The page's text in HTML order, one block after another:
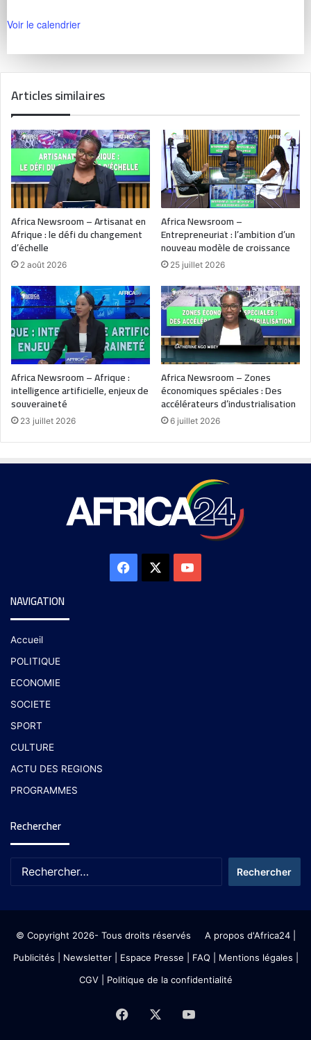
Voir le calendrier
Articles similaires
Africa Newsroom – Artisanat en
Afrique : le défi du changement
d’échelle
2 août 2026
Africa Newsroom –
Entrepreneuriat : l’ambition d’un
nouveau modèle de croissance
25 juillet 2026
Africa Newsroom – Afrique :
intelligence artificielle, enjeux de
souveraineté
23 juillet 2026
Africa Newsroom – Zones
économiques spéciales : Des
accélérateurs d’industrialisation
6 juillet 2026
NAVIGATION
Accueil
POLITIQUE
ECONOMIE
SOCIETE
SPORT
CULTURE
ACTU DES REGIONS
PROGRAMMES
Rechercher
© Copyright 2026- Tous droits réservés A propos d'Africa24|
Publicités
Newsletter| Espace Presse | FAQ | Mentions légales
CGV| Politique de la confidentialité